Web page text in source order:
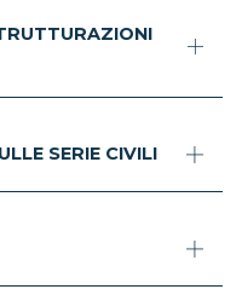
SERIE CIVILI